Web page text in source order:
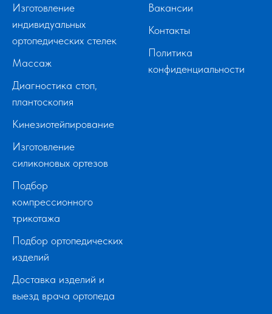
Изготовление
индивидуальных
ортопедических стелек
Массаж
Диагностика стоп,
плантоскопия
Кинезиотейпирование
Изготовление
силиконовых ортезов
Подбор
компрессионного
трикотажа
Подбор ортопедических
изделий
Доставка изделий и
выезд врача ортопеда
Вакансии
Контакты
Политика
конфиденциальности